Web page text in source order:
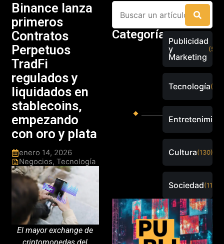
Binance lanza
primeros
Contratos
Perpetuos
TradFi
regulados y
liquidados en
stablecoins,
empezando
con oro y plata
enero 14, 2026
Negocios, Tecnología
El mayor exchange de
CategoríasPublicidad
y
Marketing
Tecnología
Cultura(130)
Sociedad(115)